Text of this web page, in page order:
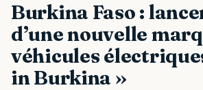
Burkina Faso :
d’une nouvelle
véhicules
in Burkina »